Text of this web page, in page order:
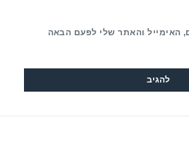
האימייל והאתר שלי לפעם הבאה